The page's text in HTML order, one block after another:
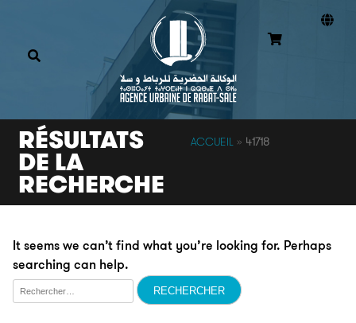
RÉSULTATS
DE LA
RECHERCHE
ACCUEIL » 41718
It seems we can’t find what you’re looking for. Perhaps
searching can help.
Rechercher :